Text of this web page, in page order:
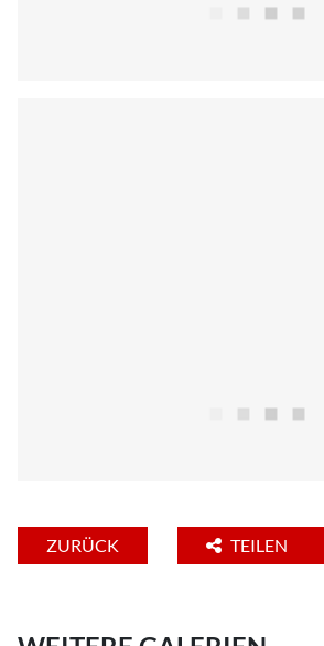
ZURÜCK TEILEN